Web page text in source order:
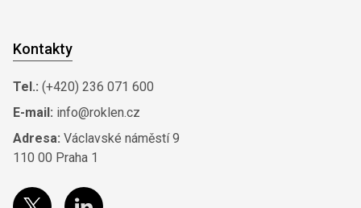
Kontakty
Tel.: (+420) 236 071 600
E-mail: info@roklen.cz
Adresa: Václavské náměstí 9
110 00 Praha 1